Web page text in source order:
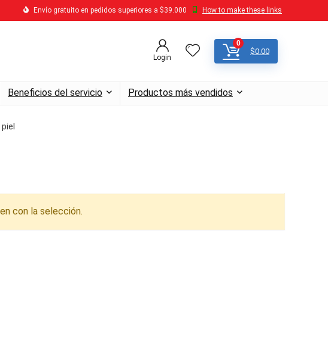
Envío gratuito en pedidos superiores a $39.000 How to make these links
Login
0
$0.00
Beneficios del servicio Productos más vendidos
con la selección.